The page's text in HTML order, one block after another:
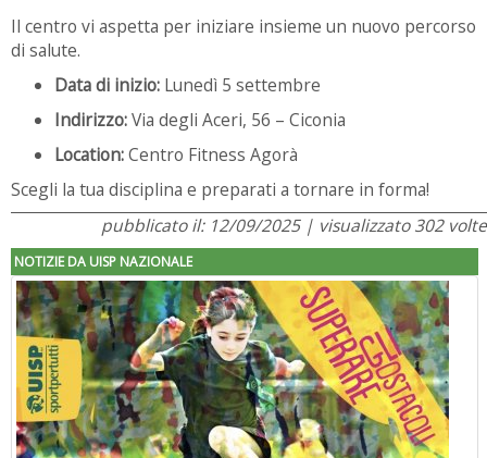
Il centro vi aspetta per iniziare insieme un nuovo percorso
di salute.
Data di inizio: Lunedì 5 settembre
Indirizzo:Via degli Aceri, 56 – Ciconia
Location:Centro Fitness Agorà
Scegli la tua disciplina e preparati a tornare in forma!
pubblicato il: 12/09/2025 | visualizzato 302 volte
NOTIZIE DA UISP NAZIONALE